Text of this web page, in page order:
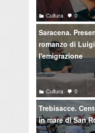
Cultura 0
Saracena.
romanzo di
l'emigrazione
Cultura 0
Trebisacce.
in mare di San